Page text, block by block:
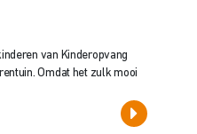
van Kinderopvang
Omdat het zulk mooi